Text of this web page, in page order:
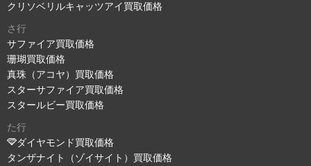
クリソベリルキャッツアイ買取価格
さ行
サファイア買取価格
珊瑚買取価格
真珠（アコヤ）買取価格
スターサファイア買取価格
スタールビー買取価格
た行
ダイヤモンド買取価格
タンザナイト（ゾイサイト）買取価格